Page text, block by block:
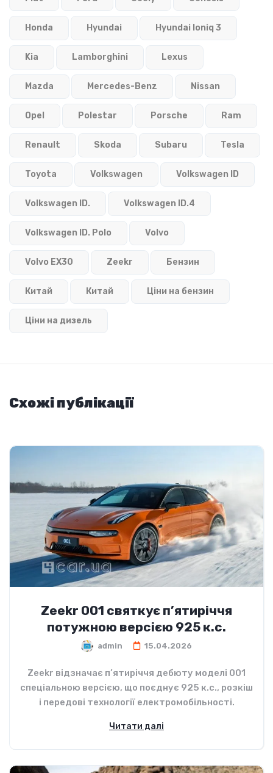
Honda Hyundai Hyundai Ioniq 3
Kia Lamborghini Lexus
Mazda Mercedes-Benz Nissan
Opel Polestar Porsche Ram
Renault Skoda Subaru Tesla
Toyota Volkswagen Volkswagen ID
Volkswagen ID. Volkswagen ID.4
Volkswagen ID. Polo Volvo
Volvo EX30 Zeekr Бензин
Китай Китай Ціни на бензин
Ціни на дизель
Схожі публікації
Zeekr 001 святкує п’ятиріччя
потужною версією 925 к.с.
admin 15.04.2026
Zeekr відзначає п’ятиріччя дебюту моделі 001
спеціальною версією, що поєднує 925 к.с., розкіш
і передові технології електромобільності.
Читати далі